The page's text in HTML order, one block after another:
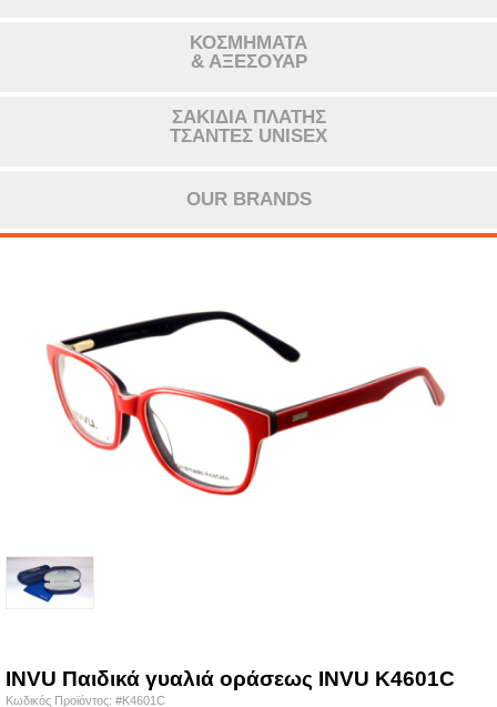
ΚΟΣΜΗΜΑΤΑ
& ΑΞΕΣΟΥΑΡ
ΣΑΚΙΔΙΑ ΠΛΑΤΗΣ
ΤΣΑΝΤΕΣ UNISEX
OUR BRANDS
INVU Παιδικά γυαλιά οράσεως INVU K4601C
Κωδικός Προϊόντος: #K4601C